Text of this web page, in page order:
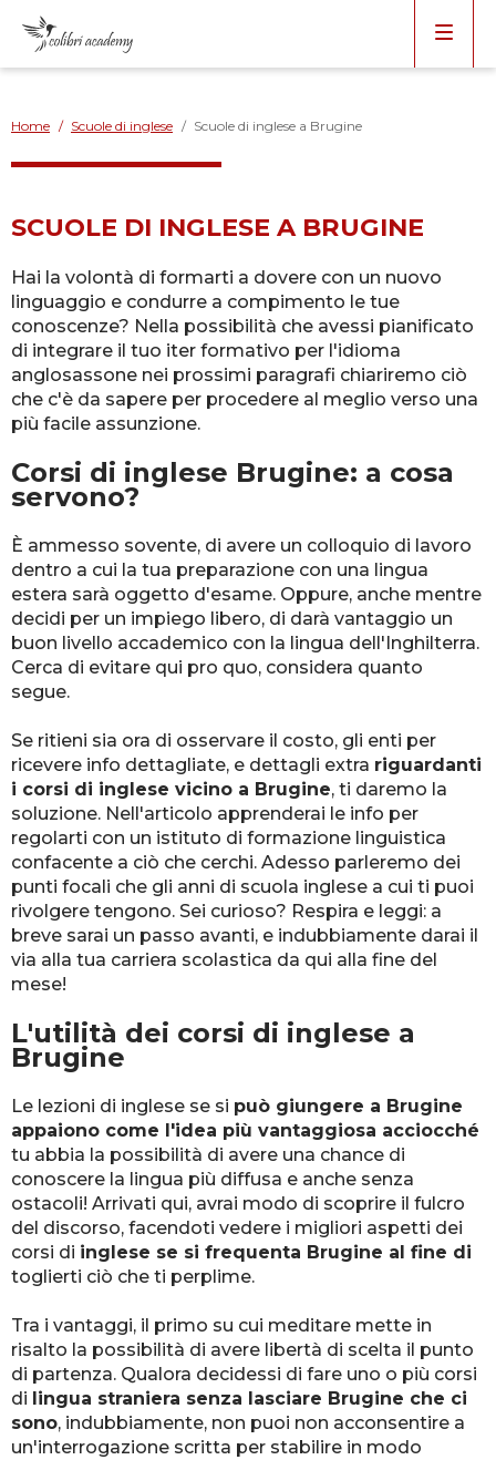
Home / Scuole di inglese / Scuole di inglese a Brugine
SCUOLE DI INGLESE A BRUGINE
Hai la volontà di formarti a dovere con un nuovo
linguaggio e condurre a compimento le tue
conoscenze? Nella possibilità che avessi pianificato
di integrare il tuo iter formativo per l'idioma
anglosassone nei prossimi paragrafi chiariremo ciò
che c'è da sapere per procedere al meglio verso una
più facile assunzione.
Corsi di inglese Brugine: a cosa
servono?
È ammesso sovente, di avere un colloquio di lavoro
dentro a cui la tua preparazione con una lingua
estera sarà oggetto d'esame. Oppure, anche mentre
decidi per un impiego libero, di darà vantaggio un
buon livello accademico con la lingua dell'Inghilterra.
Cerca di evitare qui pro quo, considera quanto
segue.
Se ritieni sia ora di osservare il costo, gli enti per
ricevere info dettagliate, e dettagli extra riguardanti
i corsi di inglese vicino a Brugine, ti daremo la
soluzione. Nell'articolo apprenderai le info per
regolarti con un istituto di formazione linguistica
confacente a ciò che cerchi. Adesso parleremo dei
punti focali che gli anni di scuola inglese a cui ti puoi
rivolgere tengono. Sei curioso? Respira e leggi: a
breve sarai un passo avanti, e indubbiamente darai il
via alla tua carriera scolastica da qui alla fine del
mese!
L'utilità dei corsi di inglese a
Brugine
Le lezioni di inglese se si può giungere a Brugine
appaiono come l'idea più vantaggiosa acciocché
tu abbia la possibilità di avere una chance di
conoscere la lingua più diffusa e anche senza
ostacoli! Arrivati qui, avrai modo di scoprire il fulcro
del discorso, facendoti vedere i migliori aspetti dei
corsi di inglese se si frequenta Brugine al fine di
toglierti ciò che ti perplime.
Tra i vantaggi, il primo su cui meditare mette in
risalto la possibilità di avere libertà di scelta il punto
di partenza. Qualora decidessi di fare uno o più corsi
di lingua straniera senza lasciare Brugine che ci
sono, indubbiamente, non puoi non acconsentire a
un'interrogazione scritta per stabilire in modo